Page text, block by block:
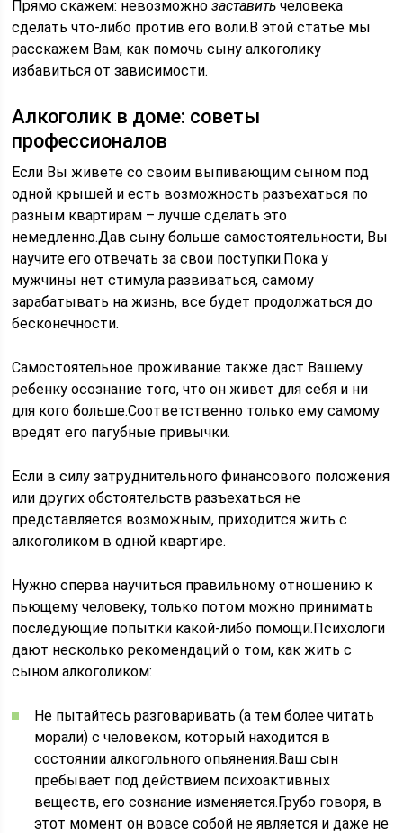
Прямо скажем: невозможнозаставить человека
сделать что-либо против его воли.В этой статье мы
расскажем Вам, как помочь сыну алкоголику
избавиться от зависимости.
Алкоголик в доме: советы
профессионалов
Если Вы живете со своим выпивающим сыном под
одной крышей и есть возможность разъехаться по
разным квартирам – лучше сделать это
немедленно.Дав сыну больше самостоятельности, Вы
научите его отвечать за свои поступки.Пока у
мужчины нет стимула развиваться, самому
зарабатывать на жизнь, все будет продолжаться до
бесконечности.
Самостоятельное проживание также даст Вашему
ребенку осознание того, что он живет для себя и ни
для кого больше.Соответственно только ему самому
вредят его пагубные привычки.
Если в силу затруднительного финансового положения
или других обстоятельств разъехаться не
представляется возможным, приходится жить с
алкоголиком в одной квартире.
Нужно сперва научиться правильному отношению к
пьющему человеку, только потом можно принимать
последующие попытки какой-либо помощи.Психологи
дают несколько рекомендаций о том, как жить с
сыном алкоголиком:
Не пытайтесь разговаривать (а тем более читать
морали) с человеком, который находится в
состоянии алкогольного опьянения.Ваш сын
пребывает под действием психоактивных
веществ, его сознание изменяется.Грубо говоря, в
этот момент он вовсе собой не является и даже не